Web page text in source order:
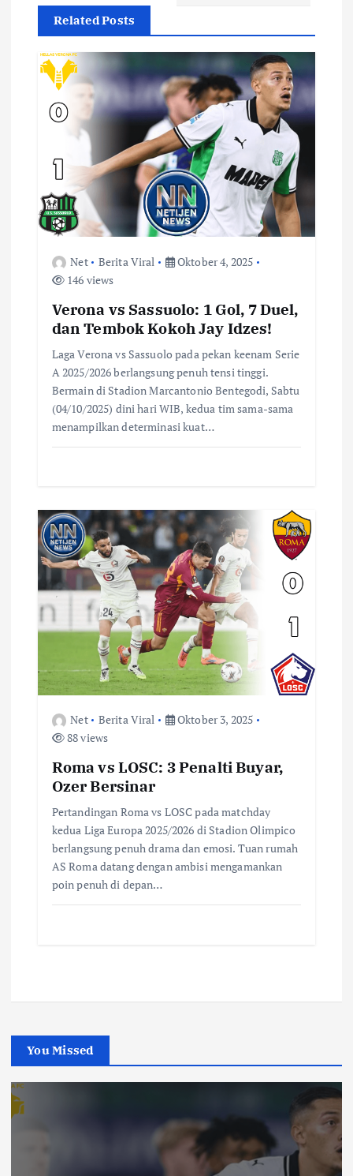
a
o
Related Posts
Net Berita Viral
Oktober 4, 2025
146 views
Verona vs Sassuolo: 1 Gol, 7 Duel,
dan Tembok Kokoh Jay Idzes!
Laga Verona vs Sassuolo pada pekan keenam Serie
A 2025/2026 berlangsung penuh tensi tinggi.
Bermain di Stadion Marcantonio Bentegodi, Sabtu
(04/10/2025) dini hari WIB, kedua tim sama-sama
menampilkan determinasi kuat…
Net Berita Viral
Oktober 3, 2025
88 views
Roma vs LOSC: 3 Penalti Buyar,
Ozer Bersinar
Pertandingan Roma vs LOSC pada matchday
kedua Liga Europa 2025/2026 di Stadion Olimpico
berlangsung penuh drama dan emosi. Tuan rumah
AS Roma datang dengan ambisi mengamankan
poin penuh di depan…
You Missed